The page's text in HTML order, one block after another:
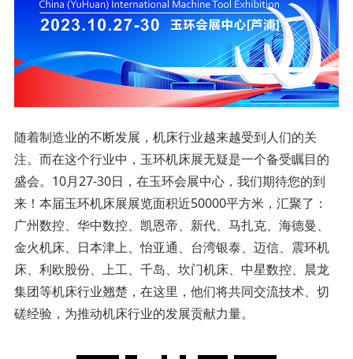
随着制造业的不断发展，机床行业越来越受到人们的关
注。而在这个行业中，玉环机床展无疑是一个备受瞩目的
盛会。10月27-30日，在玉环会展中心，我们期待您的到
来！本届玉环机床展展览面积近50000平方米，汇聚了：
广州数控、华中数控、凯恩帝、新代、马扎克、海德曼、
金火机床、日本津上、怡亚通、台湾银泰、迈信、震环机
床、利欧股份、上工、千岛、坎门机床、中星数控、晨龙
集团等机床行业翘楚，在这里，他们将共同交流技术、切
磋经验，为推动机床行业的发展贡献力量。